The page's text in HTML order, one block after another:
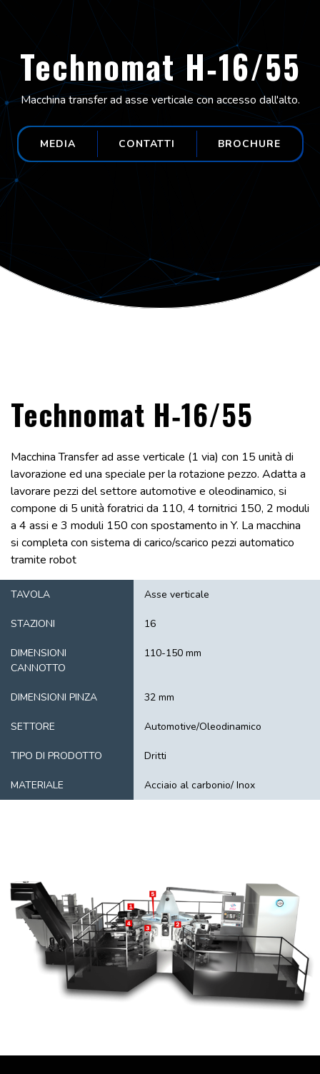
Technomat H‑16/55
Macchina transfer ad asse verticale con accesso dall'alto.
MEDIA CONTATTI BROCHURE
Technomat H‑16/55
Macchina Transfer ad asse verticale (1 via) con 15 unità di
lavorazione ed una speciale per la rotazione pezzo. Adatta a
lavorare pezzi del settore automotive e oleodinamico, si
compone di 5 unità foratrici da 110, 4 tornitrici 150, 2 moduli
a 4 assi e 3 moduli 150 con spostamento in Y. La macchina
si completa con sistema di carico/scarico pezzi automatico
tramite robot
TAVOLA Asse verticale
STAZIONI 16
DIMENSIONI
CANNOTTO
110-150 mm
DIMENSIONI PINZA 32 mm
SETTORE Automotive/Oleodinamico
TIPO DI PRODOTTO Dritti
MATERIALE Acciaio al carbonio/ Inox